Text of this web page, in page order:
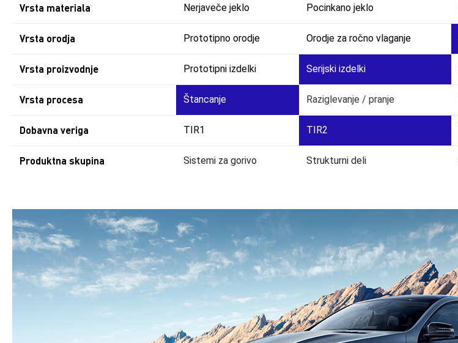
Vrsta materiala Nerjaveče jeklo Pocinkano jeklo
Vrsta orodja Prototipno orodje Orodje za ročno vlaganje
Vrsta proizvodnje Prototipni izdelki Serijski izdelki
Vrsta procesa Štancanje Raziglevanje / pranje
Dobavna veriga TIR1 TIR2
Produktna skupina Sistemi za gorivo Strukturni deli